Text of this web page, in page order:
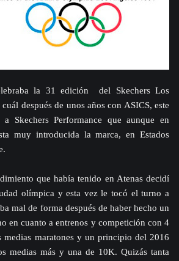
la 31 edición
del Skechers Los
después de unos años con ASICS, este
Skechers Performance que aunque en
muy introducida la marca, en Estados
que había tenido en Atenas decidí
olímpica y esta vez le tocó el turno a
mal de forma después de haber hecho un
en cuanto a entrenos y competición con 4
medias maratones y un principio del 2016
medias más y una de 10K. Quizás tanta